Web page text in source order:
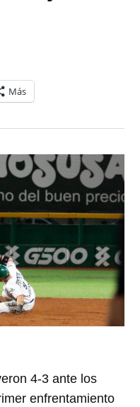
Más
4-3 ante los
enfrentamiento